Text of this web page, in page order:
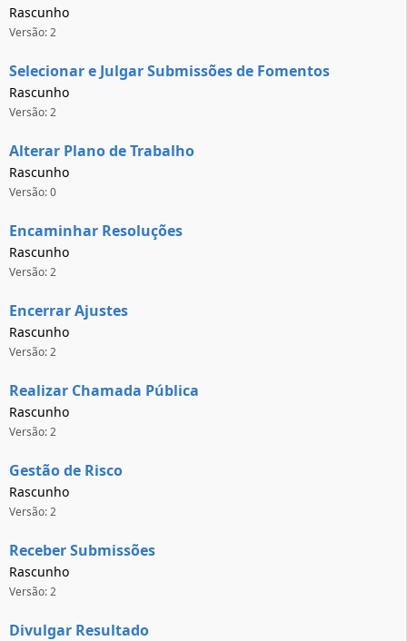
Rascunho
Versão: 2
Selecionar e Julgar Submissões de Fomentos
Rascunho
Versão: 2
Alterar Plano de Trabalho
Rascunho
Versão: 0
Encaminhar Resoluções
Rascunho
Versão: 2
Encerrar Ajustes
Rascunho
Versão: 2
Realizar Chamada Pública
Rascunho
Versão: 2
Gestão de Risco
Rascunho
Versão: 2
Receber Submissões
Rascunho
Versão: 2
Divulgar Resultado